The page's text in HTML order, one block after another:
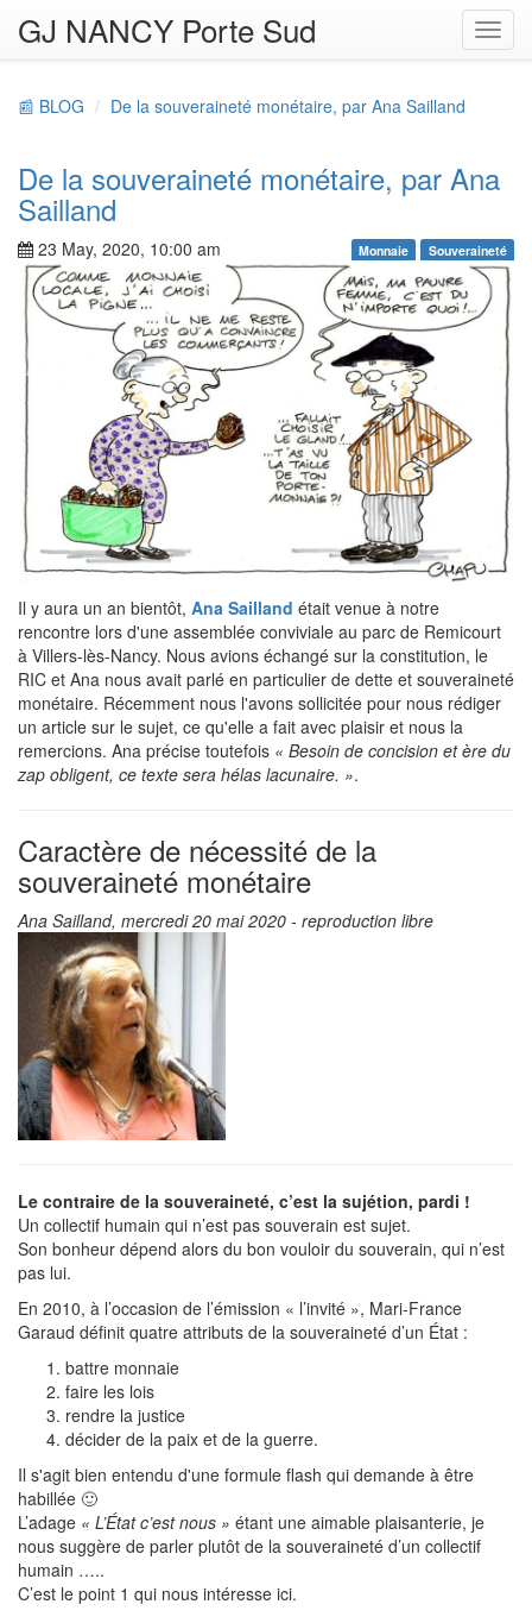
GJ NANCY Porte Sud
📰 BLOG De la souveraineté monétaire, par Ana Sailland
De la souveraineté monétaire, par Ana
Sailland
23 May, 2020, 10:00 am Monnaie Souveraineté
Il y aura un an bientôt, Ana Sailland était venue à notre
rencontre lors d'une assemblée conviviale au parc de Remicourt
à Villers-lès-Nancy. Nous avions échangé sur la constitution, le
RIC et Ana nous avait parlé en particulier de dette et souveraineté
monétaire. Récemment nous l'avons sollicitée pour nous rédiger
un article sur le sujet, ce qu'elle a fait avec plaisir et nous la
remercions. Ana précise toutefois « Besoin de concision et ère du
zap obligent, ce texte sera hélas lacunaire. ».
Caractère de nécessité de la
souveraineté monétaire
Ana Sailland, mercredi 20 mai 2020 - reproduction libre
Le contraire de la souveraineté, c’est la sujétion, pardi !
Un collectif humain qui n’est pas souverain est sujet.
Son bonheur dépend alors du bon vouloir du souverain, qui n’est
pas lui.
En 2010, à l’occasion de l’émission « l’invité », Mari-France
Garaud définit quatre attributs de la souveraineté d’un État :
battre monnaie
faire les lois
rendre la justice
décider de la paix et de la guerre.
Il s'agit bien entendu d'une formule flash qui demande à être
habillée 🙂
L’adage « L’État c’est nous » étant une aimable plaisanterie, je
nous suggère de parler plutôt de la souveraineté d’un collectif
humain …..
C’est le point 1 qui nous intéresse ici.